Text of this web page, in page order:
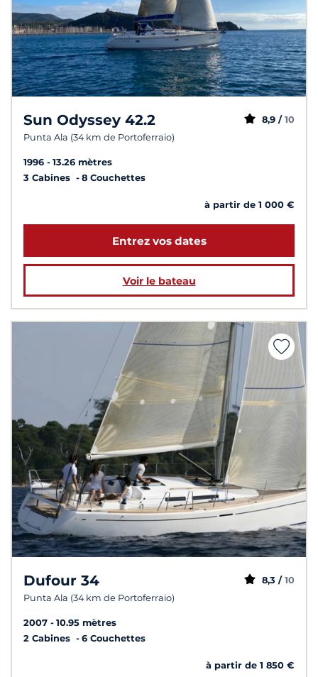
Sun Odyssey 42.2
Punta Ala (34 km de Portoferraio)
8,9 / 10
1996
13.26 mètres
3 Cabines
8 Couchettes
à partir de 1 000 €
Entrez vos dates
Voir le bateau
Dufour 34
Punta Ala (34 km de Portoferraio)
8,3 / 10
2007
10.95 mètres
2 Cabines
6 Couchettes
à partir de 1 850 €